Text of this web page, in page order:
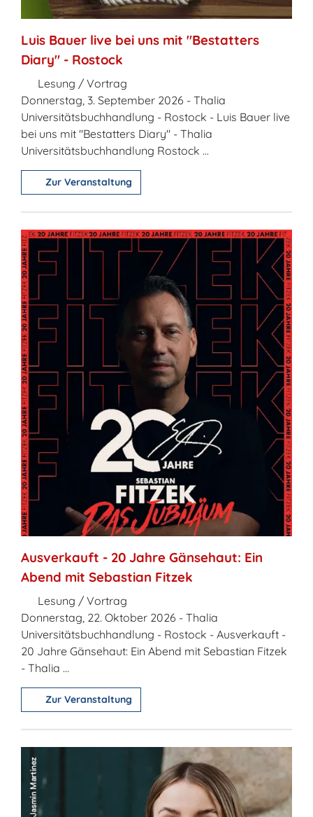
Luis Bauer live bei uns mit "Bestatters
Diary" - Rostock
Lesung / Vortrag
Donnerstag, 3. September 2026 - Thalia
Universitätsbuchhandlung - Rostock - Luis Bauer live
bei uns mit "Bestatters Diary" - Thalia
Universitätsbuchhandlung Rostock ...
Zur Veranstaltung
Ausverkauft - 20 Jahre Gänsehaut: Ein
Abend mit Sebastian Fitzek
Lesung / Vortrag
Donnerstag, 22. Oktober 2026 - Thalia
Universitätsbuchhandlung - Rostock - Ausverkauft -
20 Jahre Gänsehaut: Ein Abend mit Sebastian Fitzek
- Thalia ...
Zur Veranstaltung